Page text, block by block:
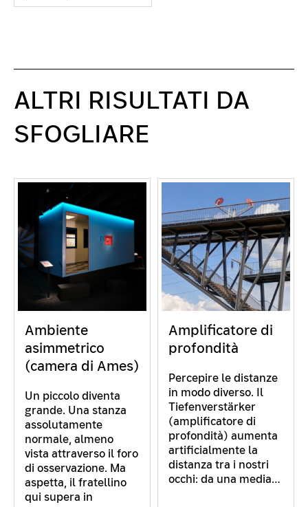
ALTRI RISULTATI DA
SFOGLIARE
Ambiente
asimmetrico
(camera di Ames)
Un piccolo diventa
grande. Una stanza
assolutamente
normale, almeno
vista attraverso il foro
di osservazione. Ma
aspetta, il fratellino
qui supera in
Amplificatore di
profondità
Percepire le distanze
in modo diverso. Il
Tiefenverstärker
(amplificatore di
profondità) aumenta
artificialmente la
distanza tra i nostri
occhi: da una media…